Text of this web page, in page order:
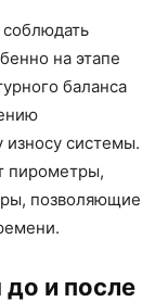
на этапе
баланса
системы.
пирометры,
позволяющие
и после